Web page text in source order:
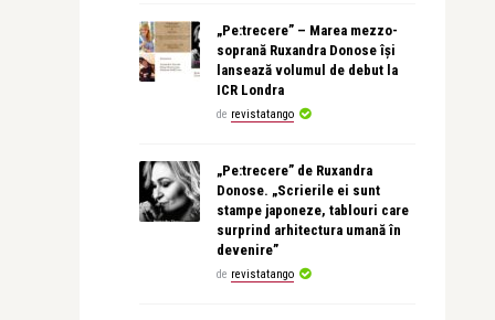
„Pe:trecere” – Marea mezzo-
soprană Ruxandra Donose își
lansează volumul de debut la
ICR Londra
de revistatango
„Pe:trecere” de Ruxandra
Donose. „Scrierile ei sunt
stampe japoneze, tablouri care
surprind arhitectura umană în
devenire”
de revistatango